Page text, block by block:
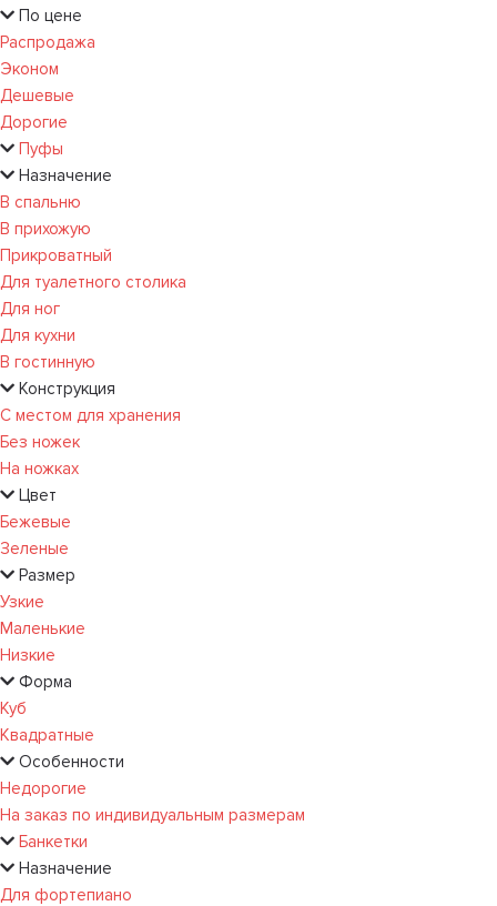
По цене
Распродажа
Эконом
Дешевые
Дорогие
Пуфы
Назначение
В спальню
В прихожую
Прикроватный
Для туалетного столика
Для ног
Для кухни
В гостинную
Конструкция
С местом для хранения
Без ножек
На ножках
Цвет
Бежевые
Зеленые
Размер
Узкие
Маленькие
Низкие
Форма
Куб
Квадратные
Особенности
Недорогие
На заказ по индивидуальным размерам
Банкетки
Назначение
Для фортепиано